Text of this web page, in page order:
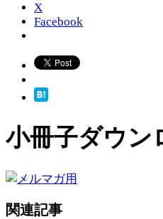
X
Facebook
小冊子ダウン
関連記事